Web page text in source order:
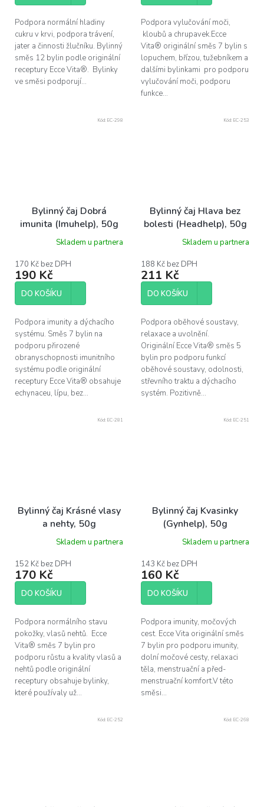
Podpora normální hladiny
cukru v krvi, podpora trávení,
jater a činnosti žlučníku. Bylinný
směs 12 bylin podle originální
receptury Ecce Vita®. Bylinky
ve směsi podporují...
Podpora vylučování moči,
kloubů a chrupavek.Ecce
Vita® originální směs 7 bylin s
lopuchem, břízou, tužebníkem a
dalšími bylinkami pro podporu
vylučování moči, podporu
funkce...
Bylinný čaj Dobrá
imunita (Imuhelp), 50g
Skladem u partnera
170 Kč bez DPH
190 Kč
DO KOŠÍKU
Podpora imunity a dýchacího
systému. Směs 7 bylin na
podporu přirozené
obranyschopnosti imunitního
systému podle originální
receptury Ecce Vita® obsahuje
echynaceu, lípu, bez...
Kód: EC-298
Bylinný čaj Hlava bez
bolesti (Headhelp), 50g
Skladem u partnera
188 Kč bez DPH
211 Kč
DO KOŠÍKU
Podpora oběhové soustavy,
relaxace a uvolnění.
Originální Ecce Vita® směs 5
bylin pro podporu funkcí
oběhové soustavy, odolnosti,
střevního traktu a dýchacího
systém. Pozitivně...
Kód: EC-253
Bylinný čaj Krásné vlasy
a nehty, 50g
Skladem u partnera
152 Kč bez DPH
170 Kč
DO KOŠÍKU
Podpora normálního stavu
pokožky, vlasů nehtů. Ecce
Vita® směs 7 bylin pro
podporu růstu a kvality vlasů a
nehtů podle originální
receptury obsahuje bylinky,
které používaly už...
Kód: EC-281
Bylinný čaj Kvasinky
(Gynhelp), 50g
Skladem u partnera
143 Kč bez DPH
160 Kč
DO KOŠÍKU
Podpora imunity, močových
cest. Ecce Vita originální směs
7 bylin pro podporu imunity,
dolní močové cesty, relaxaci
těla, menstruační a před-
menstruační komfort.V této
směsi...
Kód: EC-251
Kód: EC-252 Kód: EC-268